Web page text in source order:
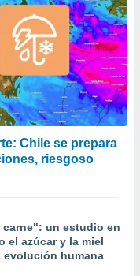
Chile se prepara
riesgoso
carne": un estudio en
el azúcar y la miel
evolución humana